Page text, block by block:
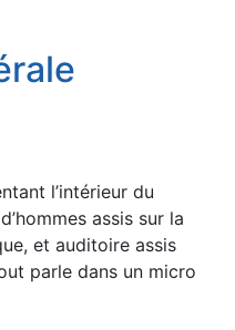
l’intérieur du
assis sur la
et auditoire assis
parle dans un micro